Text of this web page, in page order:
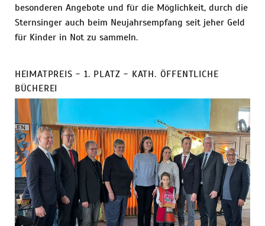
besonderen Angebote und für die Möglichkeit, durch die
Sternsinger auch beim Neujahrsempfang seit jeher Geld
für Kinder in Not zu sammeln.
HEIMATPREIS - 1. PLATZ - KATH. ÖFFENTLICHE
BÜCHEREI